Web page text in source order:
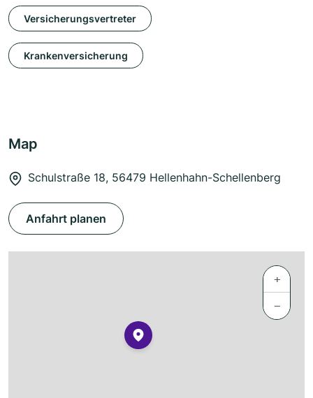
Versicherungsvertreter
Krankenversicherung
Map
Schulstraße 18, 56479 Hellenhahn-Schellenberg
Anfahrt planen
+
−